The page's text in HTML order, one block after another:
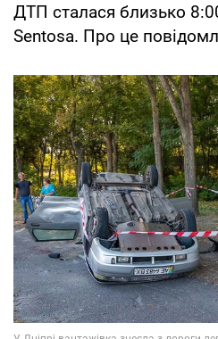
ДТП сталася близько
Sentosa. Про це